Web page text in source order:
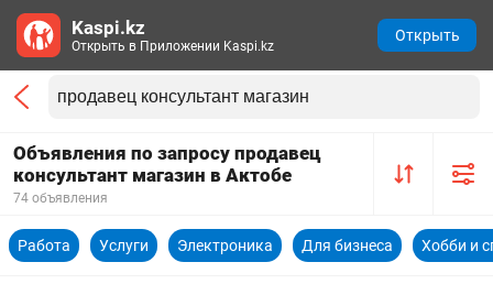
Объявления по запросу продавец
консультант магазин в Актобе
74 объявления
Работа Услуги Электроника Для бизнеса Хобби и
Kaspi.kz
Открыть в Приложении Kaspi.kz
Открыть